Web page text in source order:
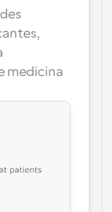
medicina